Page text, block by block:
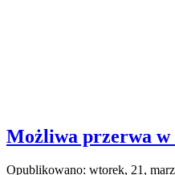
Możliwa przerwa w
Opublikowano: wtorek, 21,